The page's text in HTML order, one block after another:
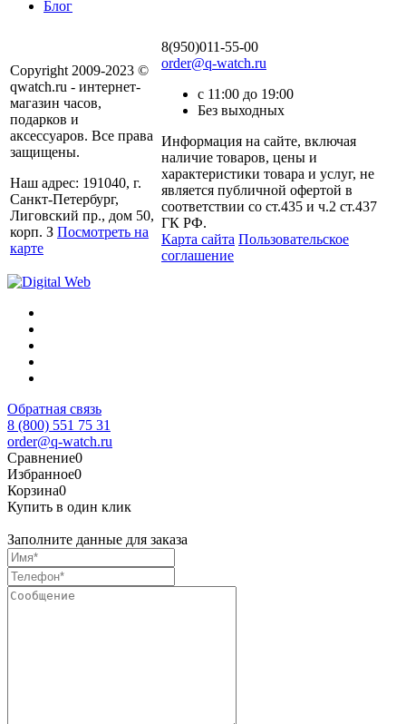
Блог
Copyright 2009-2023 ©
qwatch.ru - интернет-
магазин часов,
подарков и
аксессуаров. Все права
защищены.
Наш адрес: 191040, г.
Санкт-Петербург,
Лиговский пр., дом 50,
корп. З Посмотреть на
карте
8(950)011-55-00
order@q-watch.ru
с 11:00 до 19:00
Без выходных
Информация на сайте, включая
наличие товаров, цены и
характеристики товара и услуг, не
является публичной офертой в
соответствии со ст.435 и ч.2 ст.437
ГК РФ.
Карта сайта Пользовательское
соглашение
Обратная связь
8 (800) 551 75 31
order@q-watch.ru
Сравнение0
Избранное0
Корзина0
Купить в один клик
Заполните данные для заказа